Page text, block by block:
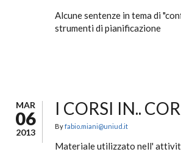
Alcune sentenze in tema di
strumenti di pianificazione
MAR
06
2013
I CORSI IN..
Byfabio.miani@uniud.it
Materiale utilizzato nell'